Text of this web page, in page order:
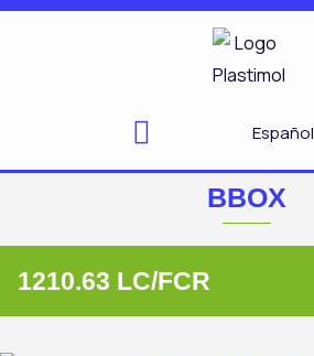
Ir
Español
BBOX
1210.63 LC/FCR